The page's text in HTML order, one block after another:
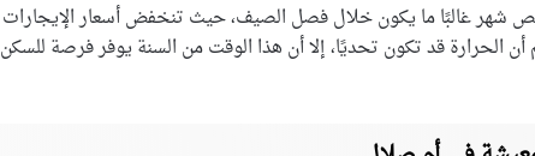
شهر غالبًا ما يكون خلال فصل الصيف، حيث تنخفض أسعار الإيجارات
الحرارة قد تكون تحديًا، إلا أن هذا الوقت من السنة يوفر فرصة للسكن